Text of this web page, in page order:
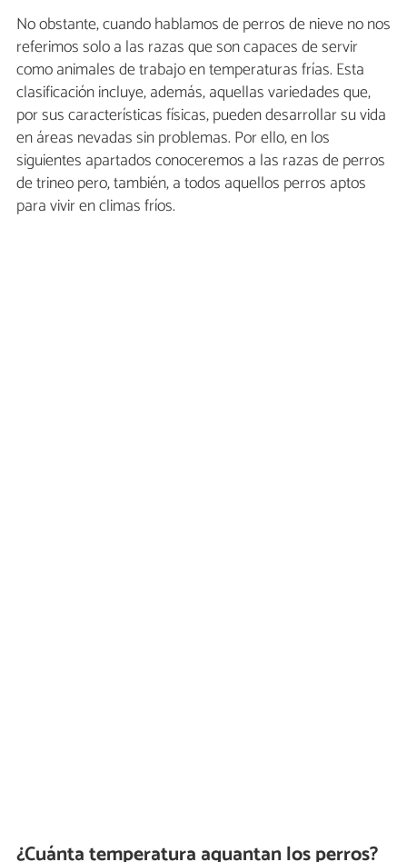
No obstante, cuando hablamos de perros de nieve no nos
referimos solo a las razas que son capaces de servir
como animales de trabajo en temperaturas frías. Esta
clasificación incluye, además, aquellas variedades que,
por sus características físicas, pueden desarrollar su vida
en áreas nevadas sin problemas. Por ello, en los
siguientes apartados conoceremos a las razas de perros
de trineo pero, también, a todos aquellos perros aptos
para vivir en climas fríos.
¿Cuánta temperatura aguantan los perros?